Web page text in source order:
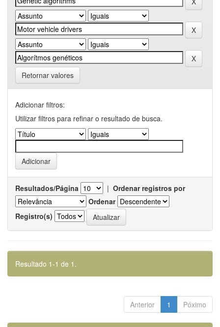
Retornar valores
Adicionar filtros:
Utilizar filtros para refinar o resultado de busca.
Resultados/Página | Ordenar registros por
Ordenar
Registro(s)
Resultado 1-1 de 1.
Anterior 1 Póximo